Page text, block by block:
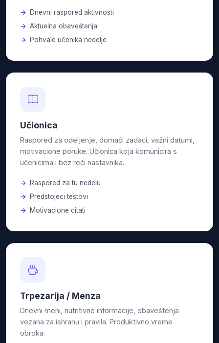
Dnevni raspored aktivnosti
Aktuelna obaveštenja
Pohvale učenika nedelje
Učionica
Raspored za odeljenje, domaći zadaci, važni datumi,
motivacione poruke. Učionica koja komunicira s
učenicima i bez reči nastavnika.
Raspored za tu nedelu
Predstojeci testovi
Motivacione citati
Trpezarija / Menza
Dnevni meni, nutritivne informacije, obaveštenja
vezana za ishranu i pravila. Produktivno vreme
obroka.